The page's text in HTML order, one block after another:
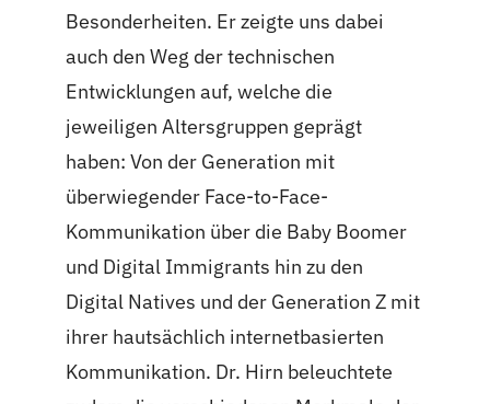
Besonderheiten. Er zeigte uns dabei
auch den Weg der technischen
Entwicklungen auf, welche die
jeweiligen Altersgruppen geprägt
haben: Von der Generation mit
überwiegender Face-to-Face-
Kommunikation über die Baby Boomer
und Digital Immigrants hin zu den
Digital Natives und der Generation Z mit
ihrer hautsächlich internetbasierten
Kommunikation. Dr. Hirn beleuchtete